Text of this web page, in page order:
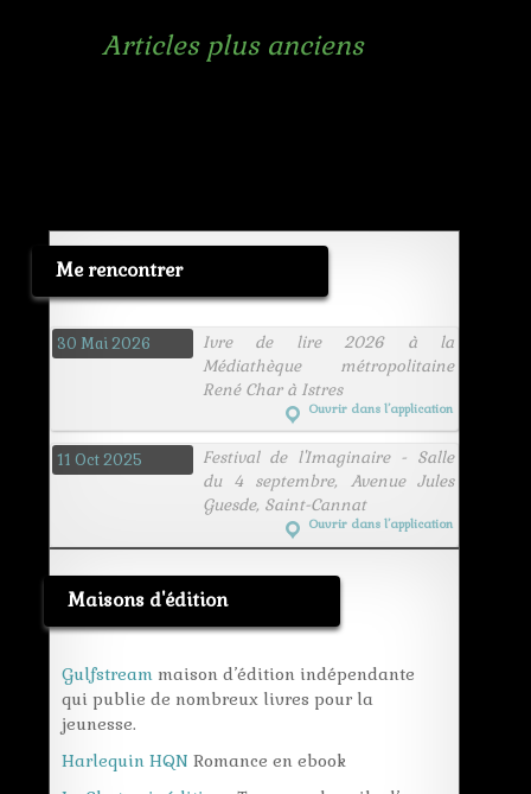
Articles plus anciens
Me rencontrer
30 Mai 2026
Ivre de lire 2026 à la
Médiathèque métropolitaine
René Char à Istres
Ouvrir dans l’application
11 Oct 2025
Festival de l'Imaginaire - Salle
du 4 septembre, Avenue Jules
Guesde, Saint-Cannat
Ouvrir dans l’application
Maisons d'édition
Gulfstream maison d’édition indépendante
qui publie de nombreux livres pour la
jeunesse.
Harlequin HQN Romance en ebook